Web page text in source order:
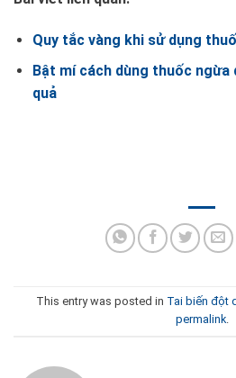
Quy tắc vàng khi sử dụng
Bật mí cách dùng thuốc
quả
This entry was posted in Tai biến đột
permalink.